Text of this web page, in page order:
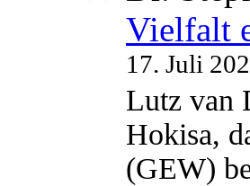
Vielfalt
17. Juli
Lutz van
Hokisa,
(GEW)